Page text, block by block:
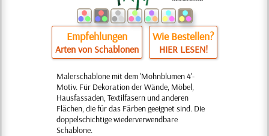
Empfehlungen
Arten von Schablonen
Wie Bestellen?
HIER LESEN!
Malerschablone mit dem 'Mohnblumen 4'-
Motiv. Für Dekoration der Wände, Möbel,
Hausfassaden, Textilfasern und anderen
Flächen, die für das Färben geeignet sind. Die
doppelschichtige wiederverwendbare
Schablone.